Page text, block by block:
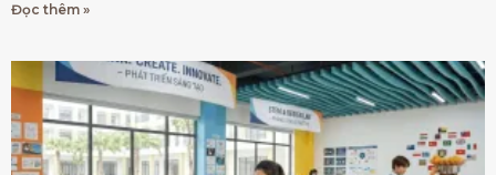
Đọc thêm »